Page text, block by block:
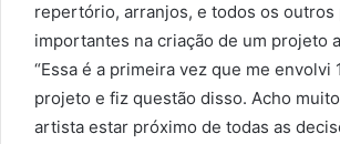
repertório, arranjos, e todos os outros
importantes na criação de um projeto
“Essa é a primeira vez que me envolvi
projeto e fiz questão disso. Acho
artista estar próximo de todas as